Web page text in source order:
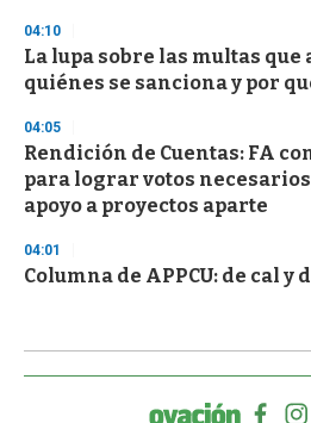
04:10
La lupa sobre las multas
quiénes se sanciona y por
04:05
Rendición de Cuentas: FA
para lograr votos
apoyo a proyectos aparte
04:01
Columna de APPCU: de cal y